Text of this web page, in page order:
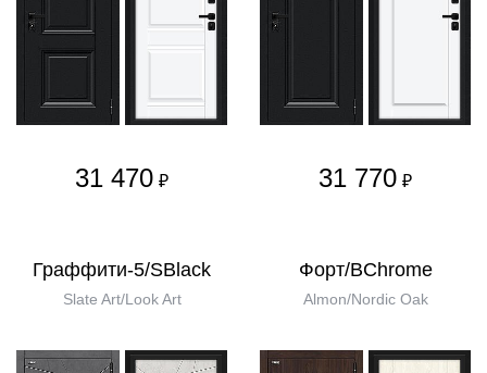
31 470 ₽ 31 770 ₽
Граффити-5/SBlack
Slate Art/Look Art
Форт/BChrome
Almon/Nordic Oak